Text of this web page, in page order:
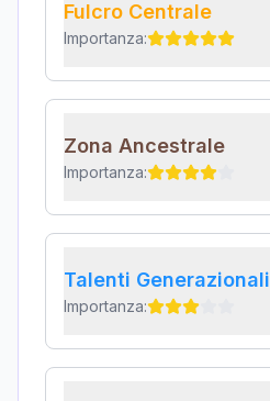
Fulcro Centrale
Importanza:
Zona Ancestrale
Importanza:
Talenti Generazionali
Importanza: